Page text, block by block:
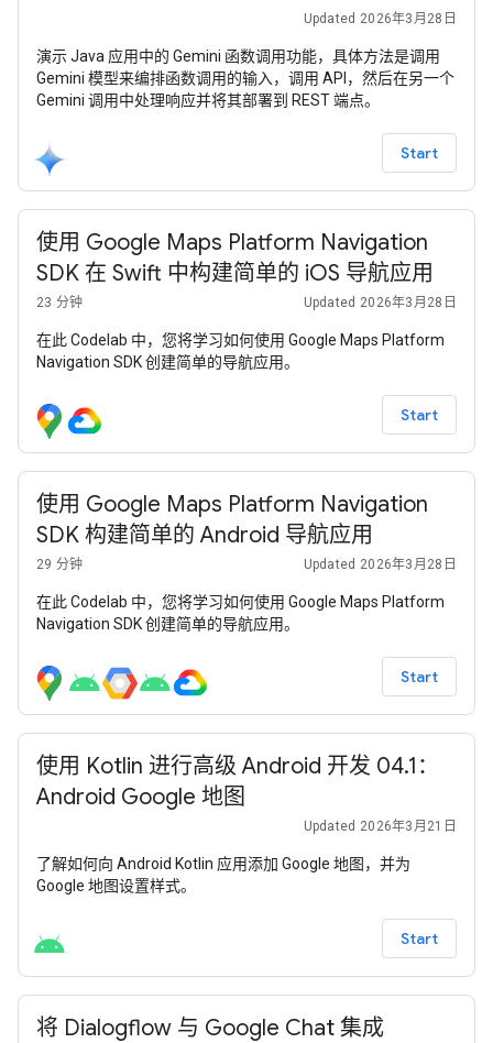
Updated 2026年3月28日
演示 Java 应用中的 Gemini 函数调用功能，具体方法是调用
Gemini 模型来编排函数调用的输入，调用 API，然后在另一个
Gemini 调用中处理响应并将其部署到 REST 端点。
Start
使用 Google Maps Platform Navigation
SDK 在 Swift 中构建简单的 iOS 导航应用
23 分钟 Updated 2026年3月28日
在此 Codelab 中，您将学习如何使用 Google Maps Platform
Navigation SDK 创建简单的导航应用。
Start
使用 Google Maps Platform Navigation
SDK 构建简单的 Android 导航应用
29 分钟 Updated 2026年3月28日
在此 Codelab 中，您将学习如何使用 Google Maps Platform
Navigation SDK 创建简单的导航应用。
Start
使用 Kotlin 进行高级 Android 开发 04.1：
Android Google 地图
Updated 2026年3月21日
了解如何向 Android Kotlin 应用添加 Google 地图，并为
Google 地图设置样式。
Start
将 Dialogflow 与 Google Chat 集成